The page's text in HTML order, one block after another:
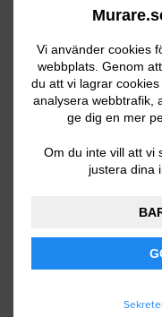
Vi använder cookies
webbplats. Genom
du att vi lagrar
analysera webbtrafik,
ge dig en mer
Om du inte vill att vi
justera dina
Din e-postadress
Ditt telefonnummer
mina